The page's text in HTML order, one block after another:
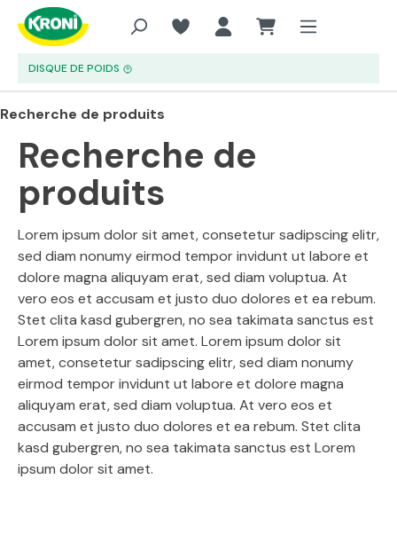
Aller au contenu principal
DISQUE DE POIDS
Recherche de produits
Recherche de
produits
Lorem ipsum dolor sit amet, consetetur sadipscing elitr,
sed diam nonumy eirmod tempor invidunt ut labore et
dolore magna aliquyam erat, sed diam voluptua. At
vero eos et accusam et justo duo dolores et ea rebum.
Stet clita kasd gubergren, no sea takimata sanctus est
Lorem ipsum dolor sit amet. Lorem ipsum dolor sit
amet, consetetur sadipscing elitr, sed diam nonumy
eirmod tempor invidunt ut labore et dolore magna
aliquyam erat, sed diam voluptua. At vero eos et
accusam et justo duo dolores et ea rebum. Stet clita
kasd gubergren, no sea takimata sanctus est Lorem
ipsum dolor sit amet.